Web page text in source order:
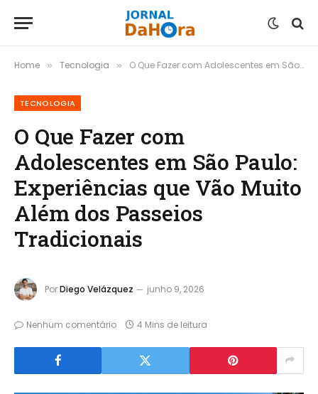
Home » Tecnologia » O Que Fazer com Adolescentes em São Paulo: Experiências que Vão Muito Além dos Passeios Tradicionais
TECNOLOGIA
O Que Fazer com
Adolescentes em São Paulo:
Experiências que Vão Muito
Além dos Passeios
Tradicionais
PorDiego Velázquez junho 9, 2026
Nenhum comentário 4 Mins de leitura